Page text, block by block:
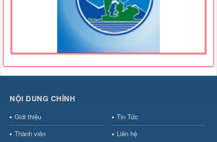
NỘI DUNG CHÍNH
Giới thiệu
Tin Tức
Thành viên
Liên hệ